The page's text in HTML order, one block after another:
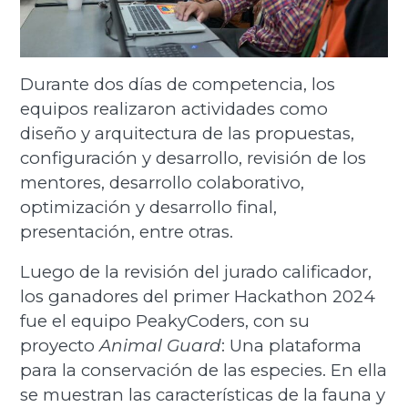
Durante dos días de competencia, los
equipos realizaron actividades como
diseño y arquitectura de las propuestas,
configuración y desarrollo, revisión de los
mentores, desarrollo colaborativo,
optimización y desarrollo final,
presentación, entre otras.
Luego de la revisión del jurado calificador,
los ganadores del primer Hackathon 2024
fue el equipo PeakyCoders, con su
proyectoAnimal Guard: Una plataforma
para la conservación de las especies. En ella
se muestran las características de la fauna y